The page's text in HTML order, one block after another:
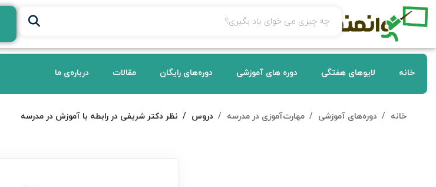
خانه لایوهای هفتگی دوره های آموزشی دوره‌های رایگان مقالات درباره‌ی ما
خانه دوره‌های آموزشی مهارت‌آموزی در مدرسه دروس نظر دکتر شریفی در رابطه با آموزش در مدرسه